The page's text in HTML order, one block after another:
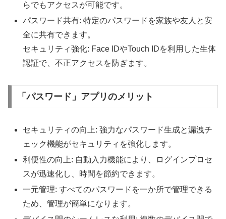
らでもアクセスが可能です。
パスワード共有: 特定のパスワードを家族や友人と安
全に共有できます。
セキュリティ強化: Face IDやTouch IDを利用した生体
認証で、不正アクセスを防ぎます。
「パスワード」アプリのメリット
セキュリティの向上: 強力なパスワード生成と漏洩チ
ェック機能がセキュリティを強化します。
利便性の向上: 自動入力機能により、ログインプロセ
スが迅速化し、時間を節約できます。
一元管理: すべてのパスワードを一か所で管理できる
ため、管理が簡単になります。